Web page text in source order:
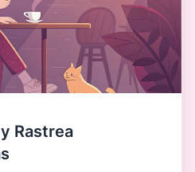
Rastrea